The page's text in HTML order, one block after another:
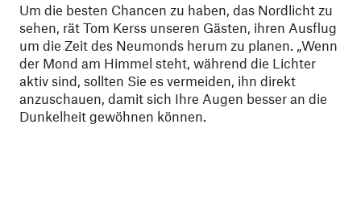
Um die besten Chancen zu haben, das Nordlicht zu
sehen, rät Tom Kerss unseren Gästen, ihren Ausflug
um die Zeit des Neumonds herum zu planen. „Wenn
der Mond am Himmel steht, während die Lichter
aktiv sind, sollten Sie es vermeiden, ihn direkt
anzuschauen, damit sich Ihre Augen besser an die
Dunkelheit gewöhnen können.